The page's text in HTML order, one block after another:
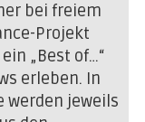
bei freiem
Projekt
„Best of…“
erleben. In
werden jeweils